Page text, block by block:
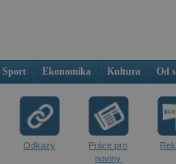
Sport Ekonomika Kultura Od
Odkazy
Práce pro
noviny